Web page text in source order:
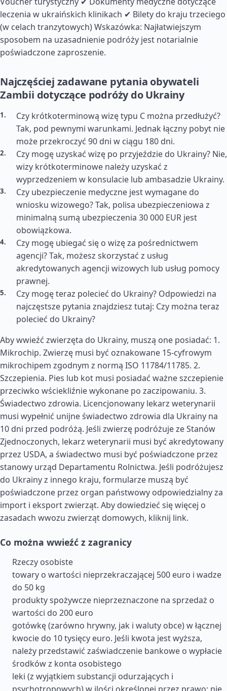
leczenia w ukraińskich klinikach ✔ Bilety do kraju trzeciego
(w celach tranzytowych) Wskazówka: Najłatwiejszym
sposobem na uzasadnienie podróży jest notarialnie
poświadczone zaproszenie.
Najczęściej zadawane pytania obywateli
Zambii dotyczące podróży do Ukrainy
Czy krótkoterminową wizę typu C można przedłużyć?
Tak, pod pewnymi warunkami. Jednak łączny pobyt nie
może przekroczyć 90 dni w ciągu 180 dni.
Czy mogę uzyskać wizę po przyjeździe do Ukrainy? Nie,
wizy krótkoterminowe należy uzyskać z
wyprzedzeniem w konsulacie lub ambasadzie Ukrainy.
Czy ubezpieczenie medyczne jest wymagane do
wniosku wizowego? Tak, polisa ubezpieczeniowa z
minimalną sumą ubezpieczenia 30 000 EUR jest
obowiązkowa.
Czy mogę ubiegać się o wizę za pośrednictwem
agencji? Tak, możesz skorzystać z usług
akredytowanych agencji wizowych lub usług pomocy
prawnej.
Czy mogę teraz polecieć do Ukrainy? Odpowiedzi na
najczęstsze pytania znajdziesz tutaj: Czy można teraz
polecieć do Ukrainy?
Aby wwieźć zwierzęta do Ukrainy, muszą one posiadać: 1.
Mikrochip. Zwierzę musi być oznakowane 15-cyfrowym
mikrochipem zgodnym z normą ISO 11784/11785. 2.
Szczepienia. Pies lub kot musi posiadać ważne szczepienie
przeciwko wściekliźnie wykonane po zaczipowaniu. 3.
Świadectwo zdrowia. Licencjonowany lekarz weterynarii
musi wypełnić unijne świadectwo zdrowia dla Ukrainy na
10 dni przed podróżą. Jeśli zwierzę podróżuje ze Stanów
Zjednoczonych, lekarz weterynarii musi być akredytowany
przez USDA, a świadectwo musi być poświadczone przez
stanowy urząd Departamentu Rolnictwa. Jeśli podróżujesz
do Ukrainy z innego kraju, formularze muszą być
poświadczone przez organ państwowy odpowiedzialny za
import i eksport zwierząt. Aby dowiedzieć się więcej o
zasadach wwozu zwierząt domowych, kliknij link.
Co można wwieźć z zagranicy
Rzeczy osobiste
towary o wartości nieprzekraczającej 500 euro i wadze
do 50 kg
produkty spożywcze nieprzeznaczone na sprzedaż o
wartości do 200 euro
gotówkę (zarówno hrywny, jak i waluty obce) w łącznej
kwocie do 10 tysięcy euro. Jeśli kwota jest wyższa,
należy przedstawić zaświadczenie bankowe o wypłacie
środków z konta osobistego
leki (z wyjątkiem substancji odurzających i